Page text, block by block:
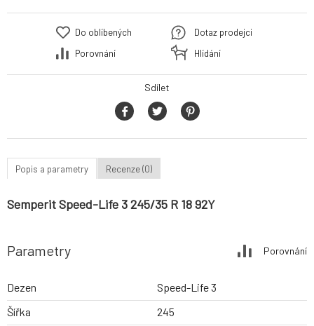
Do oblíbených
Porovnání
Dotaz prodejci
Hlídání
Sdílet
Popis a parametry Recenze (0)
Semperit Speed-Life 3 245/35 R 18 92Y
Parametry Porovnání
Dezen
Speed-Life 3
Šířka
245